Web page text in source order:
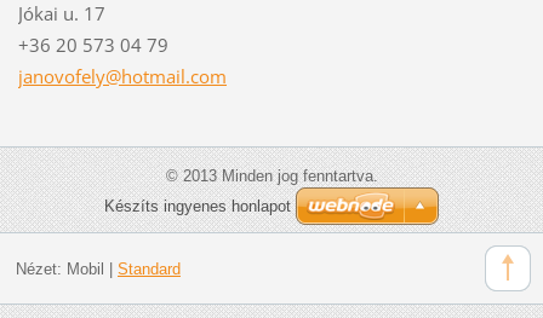
Jókai u. 17
+36 20 573 04 79
janovofely@hotmail.com
© 2013 Minden jog fenntartva.
Készíts ingyenes honlapot
Nézet: Mobil Standard